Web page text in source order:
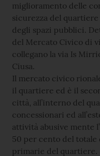
miglioramento delle
sicurezza del
degli spazi pubblici.
del Mercato Civico di
collegano la via Is
Ciusa.
Il mercato civico
il quartiere ed è il
città, all’interno del
concessionari ed
attività abusive mente
50 per cento del
primarie del quartiere.